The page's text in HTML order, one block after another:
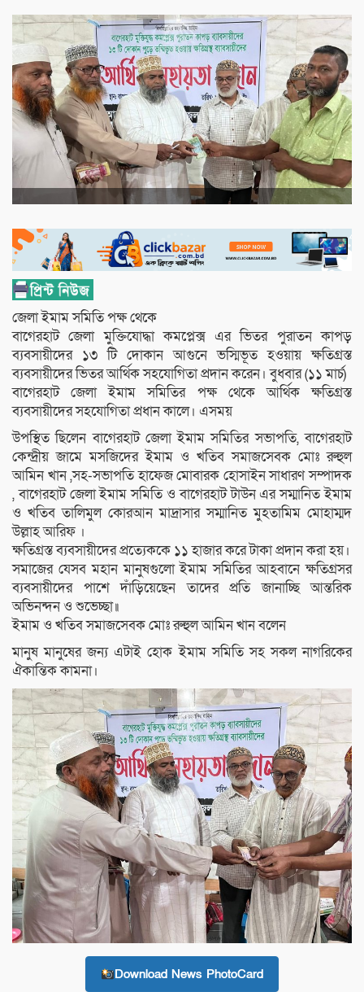
জেলা ইমাম সমিতি পক্ষ থেকে
বাগেরহাট জেলা মুক্তিযোদ্ধা কমপ্লেক্স এর ভিতর পুরাতন কাপড়
ব্যবসায়ীদের ১৩ টি দোকান আগুনে ভস্মিভূত হওয়ায় ক্ষতিগ্রস্ত
ব্যবসায়ীদের ভিতর আর্থিক সহযোগিতা প্রদান করেন। বুধবার (১১ মার্চ)
বাগেরহাট জেলা ইমাম সমিতির পক্ষ থেকে আর্থিক ক্ষতিগ্রস্ত
ব্যবসায়ীদের সহযোগিতা প্রধান কালে। এসময়
উপস্থিত ছিলেন বাগেরহাট জেলা ইমাম সমিতির সভাপতি, বাগেরহাট
কেন্দ্রীয় জামে মসজিদের ইমাম ও খতিব সমাজসেবক মোঃ রুহুল
আমিন খান ,সহ-সভাপতি হাফেজ মোবারক হোসাইন সাধারণ সম্পাদক
, বাগেরহাট জেলা ইমাম সমিতি ও বাগেরহাট টাউন এর সম্মানিত ইমাম
ও খতিব তালিমুল কোরআন মাদ্রাসার সম্মানিত মুহতামিম মোহাম্মদ
উল্লাহ আরিফ ।
ক্ষতিগ্রস্ত ব্যবসায়ীদের প্রত্যেককে ১১ হাজার করে টাকা প্রদান করা হয়।
সমাজের যেসব মহান মানুষগুলো ইমাম সমিতির আহবানে ক্ষতিগ্রসর
ব্যবসায়ীদের পাশে দাঁড়িয়েছেন তাদের প্রতি জানাচ্ছি আন্তরিক
অভিনন্দন ও শুভেচ্ছা॥
ইমাম ও খতিব সমাজসেবক মোঃ রুহুল আমিন খান বলেন
মানুষ মানুষের জন্য এটাই হোক ইমাম সমিতি সহ সকল নাগরিকের
ঐকান্তিক কামনা।
Download News PhotoCard